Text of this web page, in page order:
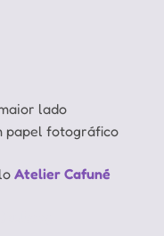
lado
papel fotográfico
Atelier Cafuné